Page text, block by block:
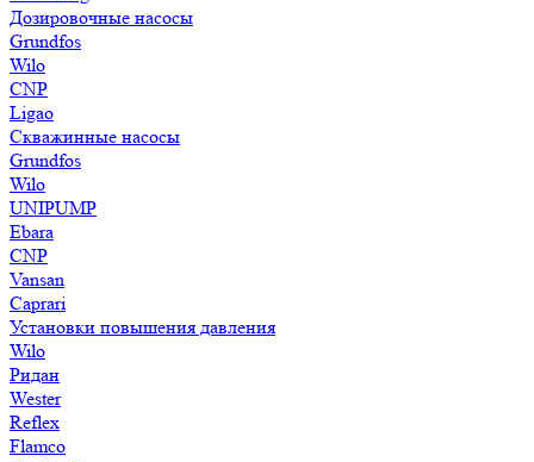
Дозировочные насосы
Grundfos
Wilo
CNP
Ligao
Скважинные насосы
Grundfos
Wilo
UNIPUMP
Ebara
CNP
Vansan
Caprari
Установки повышения давления
Wilo
Ридан
Wester
Reflex
Flamco